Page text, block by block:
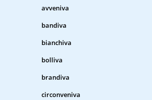
avveniva
bandiva
bianchiva
bolliva
brandiva
circonveniva